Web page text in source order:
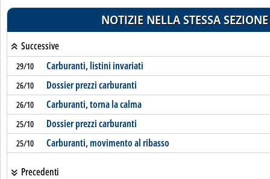
NOTIZIE NELLA STESSA SEZIONE
Successive
29/10 Carburanti, listini invariati
26/10 Dossier prezzi carburanti
26/10 Carburanti, torna la calma
25/10 Dossier prezzi carburanti
25/10 Carburanti, movimento al ribasso
Precedenti